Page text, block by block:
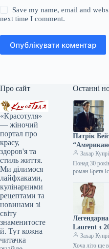
Save my name, email and
next time I comment.
Опублікувати коментар
Про сайт
«Красотуля»
— жіночий
портал про
красу,
здоров'я та
стиль життя.
Ми ділимося
лайфхаками,
кулінарними
рецептами та
новинами зі
світу
знаменитосте
й. Тут кожна
читачка
Останні
Патрік
продовжує
Захар
Понад 30
роман Брета
Його
Laurent з
звання
Захар
Хоча літо ще